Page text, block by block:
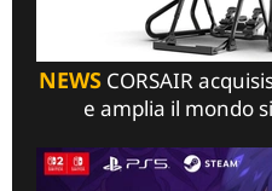
NEWSCORSAIR
e amplia il mondo